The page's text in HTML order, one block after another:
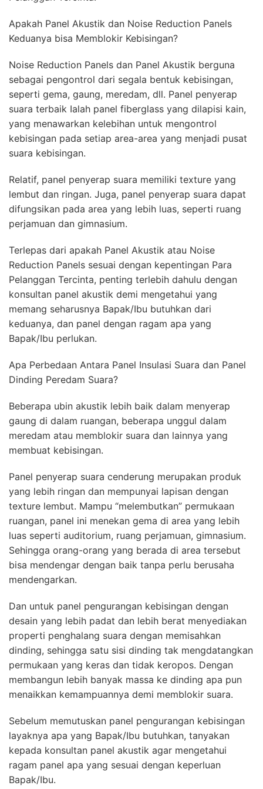
Apakah Panel Akustik dan Noise Reduction Panels
Keduanya bisa Memblokir Kebisingan?
Noise Reduction Panels dan Panel Akustik berguna
sebagai pengontrol dari segala bentuk kebisingan,
seperti gema, gaung, meredam, dll. Panel penyerap
suara terbaik Ialah panel fiberglass yang dilapisi kain,
yang menawarkan kelebihan untuk mengontrol
kebisingan pada setiap area-area yang menjadi pusat
suara kebisingan.
Relatif, panel penyerap suara memiliki texture yang
lembut dan ringan. Juga, panel penyerap suara dapat
difungsikan pada area yang lebih luas, seperti ruang
perjamuan dan gimnasium.
Terlepas dari apakah Panel Akustik atau Noise
Reduction Panels sesuai dengan kepentingan Para
Pelanggan Tercinta, penting terlebih dahulu dengan
konsultan panel akustik demi mengetahui yang
memang seharusnya Bapak/Ibu butuhkan dari
keduanya, dan panel dengan ragam apa yang
Bapak/Ibu perlukan.
Apa Perbedaan Antara Panel Insulasi Suara dan Panel
Dinding Peredam Suara?
Beberapa ubin akustik lebih baik dalam menyerap
gaung di dalam ruangan, beberapa unggul dalam
meredam atau memblokir suara dan lainnya yang
membuat kebisingan.
Panel penyerap suara cenderung merupakan produk
yang lebih ringan dan mempunyai lapisan dengan
texture lembut. Mampu “melembutkan” permukaan
ruangan, panel ini menekan gema di area yang lebih
luas seperti auditorium, ruang perjamuan, gimnasium.
Sehingga orang-orang yang berada di area tersebut
bisa mendengar dengan baik tanpa perlu berusaha
mendengarkan.
Dan untuk panel pengurangan kebisingan dengan
desain yang lebih padat dan lebih berat menyediakan
properti penghalang suara dengan memisahkan
dinding, sehingga satu sisi dinding tak mengdatangkan
permukaan yang keras dan tidak keropos. Dengan
membangun lebih banyak massa ke dinding apa pun
menaikkan kemampuannya demi memblokir suara.
Sebelum memutuskan panel pengurangan kebisingan
layaknya apa yang Bapak/Ibu butuhkan, tanyakan
kepada konsultan panel akustik agar mengetahui
ragam panel apa yang sesuai dengan keperluan
Bapak/Ibu.